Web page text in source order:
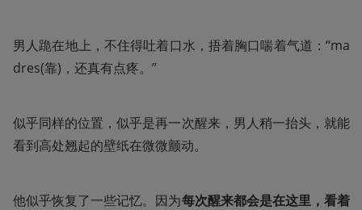
男人跪在地上，不住得吐着口水，捂着胸口喘着气道：“ma
dres(靠)，还真有点疼。”
似乎同样的位置，似乎是再一次醒来，男人稍一抬头，就能
看到高处翘起的壁纸在微微颤动。
他似乎恢复了一些记忆。因为每次醒来都会是在这里，看着